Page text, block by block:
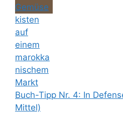
Buch-Tipp Nr. 4: In
Mittel)